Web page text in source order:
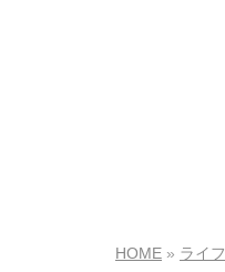
HOME ライフ